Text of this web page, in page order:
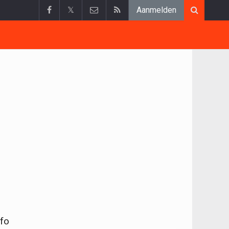
𝕏 Aanmelden